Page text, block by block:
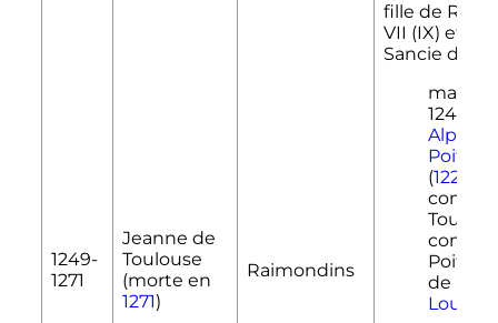
1249-
1271
Jeanne de
Toulouse
(morte en
1271)
Raimondins
fille de
VII (IX) et de
Sancie
mariée
1241 à
Poitiers
(1220
comte
comte
Poitou,
de
Louis